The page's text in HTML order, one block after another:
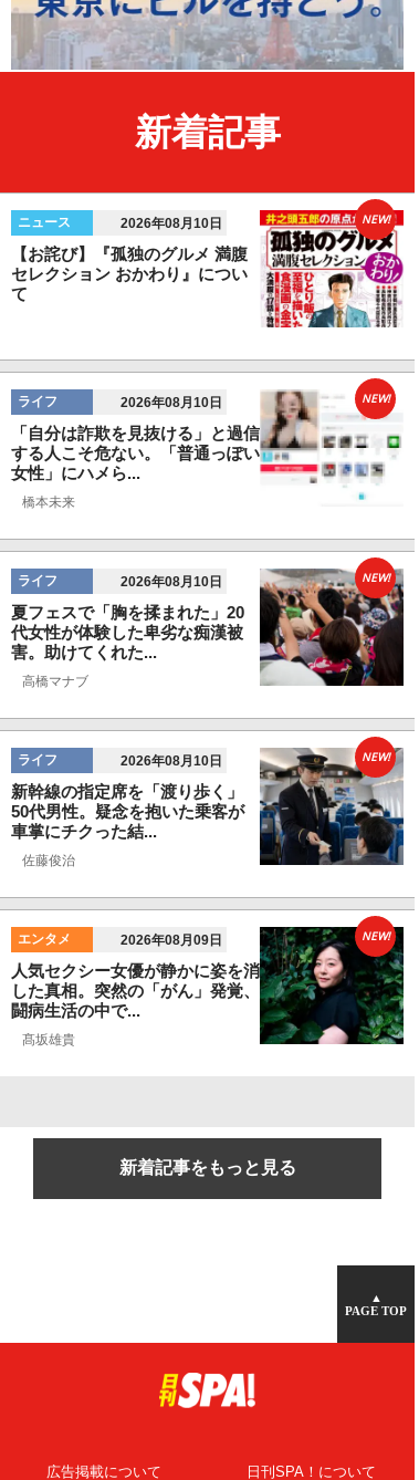
新着記事
ニュース 2026年08月10日
【お詫び】『孤独のグルメ 満腹
セレクション おかわり』につい
て
NEW!
ライフ 2026年08月10日
「自分は詐欺を見抜ける」と過信
する人こそ危ない。「普通っぽい
女性」にハメら...
橋本未来
NEW!
ライフ 2026年08月10日
夏フェスで「胸を揉まれた」20
代女性が体験した卑劣な痴漢被
害。助けてくれた...
高橋マナブ
NEW!
ライフ 2026年08月10日
新幹線の指定席を「渡り歩く」
50代男性。疑念を抱いた乗客が
車掌にチクった結...
佐藤俊治
NEW!
エンタメ 2026年08月09日
人気セクシー女優が静かに姿を消
した真相。突然の「がん」発覚、
闘病生活の中で...
髙坂雄貴
NEW!
新着記事をもっと見る
▲
PAGE TOP
広告掲載について 日刊SPA！について